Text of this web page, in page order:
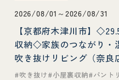
2026/08/01～2026/08/31
【京都府木津川市】
収納◇家族のつながり・
吹き抜けリビング（奈良
吹き抜け 小屋裏収納 パント